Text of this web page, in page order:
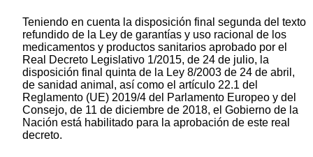
Teniendo en cuenta la disposición final segunda del texto
refundido de la Ley de garantías y uso racional de los
medicamentos y productos sanitarios aprobado por el
Real Decreto Legislativo 1/2015, de 24 de julio, la
disposición final quinta de la Ley 8/2003 de 24 de abril,
de sanidad animal, así como el artículo 22.1 del
Reglamento (UE) 2019/4 del Parlamento Europeo y del
Consejo, de 11 de diciembre de 2018, el Gobierno de la
Nación está habilitado para la aprobación de este real
decreto.